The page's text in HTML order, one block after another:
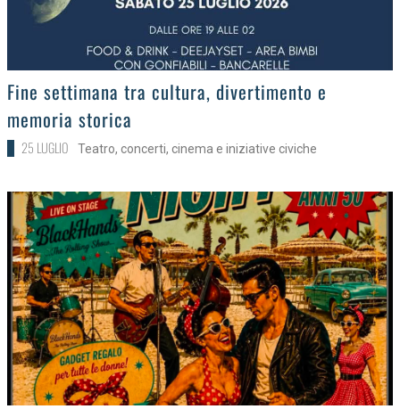
>
Fine settimana tra cultura, divertimento e
memoria storica
25 LUGLIO Teatro, concerti, cinema e iniziative civiche